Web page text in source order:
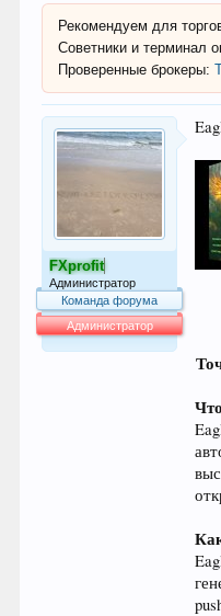
Рекомендуем для
Советники и терминал
Проверенные брокеры:
FXprofit
Администратор
Команда форума
Администратор